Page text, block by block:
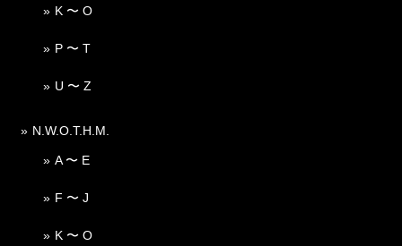
K 〜 O
P 〜 T
U 〜 Z
N.W.O.T.H.M.
A 〜 E
F 〜 J
K 〜 O